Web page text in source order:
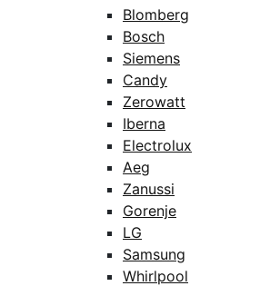
Blomberg
Bosch
Siemens
Candy
Zerowatt
Iberna
Electrolux
Aeg
Zanussi
Gorenje
LG
Samsung
Whirlpool